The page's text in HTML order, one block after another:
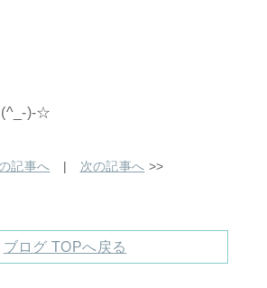
(^_-)-☆
記事へ | 次の記事へ >>
ブログ TOPへ戻る